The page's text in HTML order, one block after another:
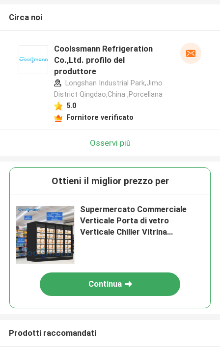
Circa noi
Coolssmann Refrigeration
Co.,Ltd. profilo del
produttore
Longshan Industrial Park,Jimo
District Qingdao,China ,Porcellana
5.0
Fornitore verificato
Osservi più
Ottieni il miglior prezzo per
Supermercato Commerciale
Verticale Porta di vetro
Verticale Chiller Vitrina
Continua
Prodotti raccomandati